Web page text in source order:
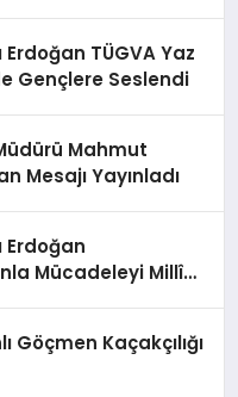
TÜGVA Yaz
Gençlere Seslendi
Mahmut
Mesajı Yayınladı
Erdoğan
Mücadeleyi Millî
Göçmen Kaçakçılığı